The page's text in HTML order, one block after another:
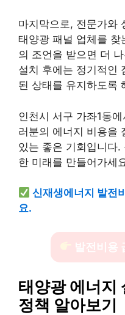
마지막으로, 전문가와
태양광 패널 업체를
의 조언을 받으면 더
설치 후에는 정기적인
된 상태를 유지하도록
인천시 서구 가좌1동
러분의 에너지 비용을
있는 좋은 기회입니다
한 미래를 만들어가세
신재생에너지 발전
요.
발전비용
태양광 에너지
정책 알아보기